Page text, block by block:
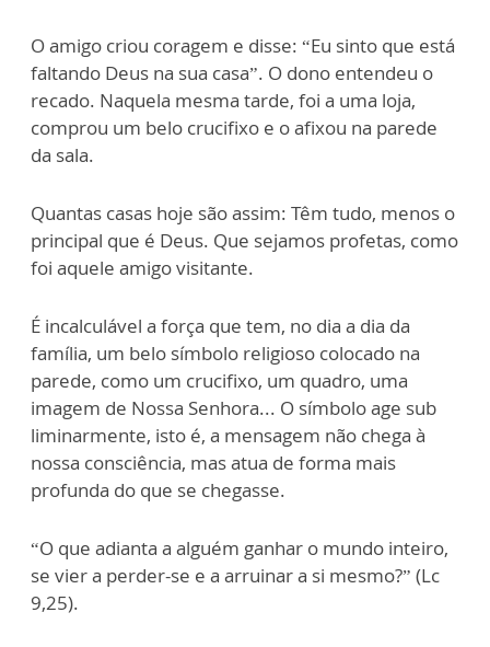
O amigo criou coragem e disse: “Eu sinto que está
faltando Deus na sua casa”. O dono entendeu o
recado. Naquela mesma tarde, foi a uma loja,
comprou um belo crucifixo e o afixou na parede
da sala.
Quantas casas hoje são assim: Têm tudo, menos o
principal que é Deus. Que sejamos profetas, como
foi aquele amigo visitante.
É incalculável a força que tem, no dia a dia da
família, um belo símbolo religioso colocado na
parede, como um crucifixo, um quadro, uma
imagem de Nossa Senhora... O símbolo age sub
liminarmente, isto é, a mensagem não chega à
nossa consciência, mas atua de forma mais
profunda do que se chegasse.
“O que adianta a alguém ganhar o mundo inteiro,
se vier a perder-se e a arruinar a si mesmo?” (Lc
9,25).